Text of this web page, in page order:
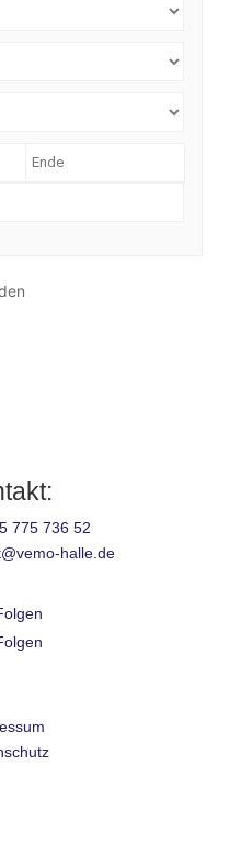
775 736 52
halle.de